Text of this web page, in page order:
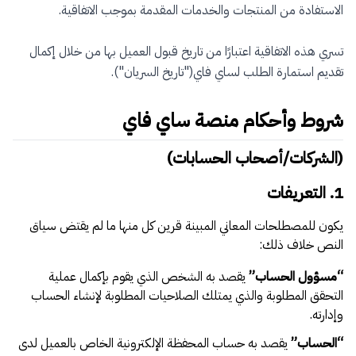
تسري هذه الاتفاقية اعتبارًا من تاريخ قبول العميل بها من خلال إكمال
تقديم استمارة الطلب لساي فاي("تاريخ السريان").
شروط وأحكام منصة ساي فاي
(الشركات/أصحاب الحسابات)
1. التعريفات
يكون للمصطلحات المعاني المبينة قرين كل منها ما لم يقتض سياق
النص خلاف ذلك:
“مسؤول الحساب” يقصد به الشخص الذي يقوم بإكمال عملية
التحقق المطلوبة والذي يمتلك الصلاحيات المطلوبة لإنشاء الحساب
وإدارته.
“الحساب” يقصد به حساب المحفظة الإلكترونية الخاص بالعميل لدى